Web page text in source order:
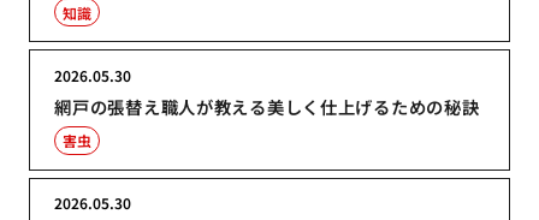
知識
網戸の張替え職人が教える美しく仕上げるための秘訣
2026.05.30
害虫
2026.05.30